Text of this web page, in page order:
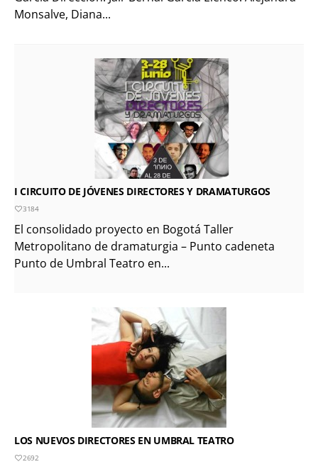
Monsalve, Diana...
I CIRCUITO DE JÓVENES DIRECTORES Y DRAMATURGOS
3184
El consolidado proyecto en Bogotá Taller
Metropolitano de dramaturgia – Punto cadeneta
Punto de Umbral Teatro en...
LOS NUEVOS DIRECTORES EN UMBRAL TEATRO
2692